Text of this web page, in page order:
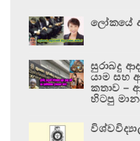
ලෝකයේ
සුරාබදු
යාම සහ
කතාව –
හිටපු